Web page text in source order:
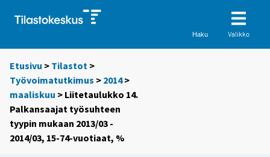
Haku Valikko
Etusivu > Tilastot >
Työvoimatutkimus > 2014>
maaliskuu > Liitetaulukko 14.
Palkansaajat työsuhteen
tyypin mukaan 2013/03 -
2014/03, 15-74-vuotiaat, %